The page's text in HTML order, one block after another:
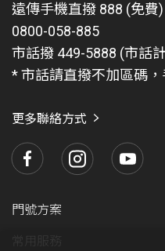
遠傳手機直撥 888 (免費)
0800-058-885
市話撥 449-5888 (市話
* 市話請直撥不加區碼
更多聯絡方式
門號方案